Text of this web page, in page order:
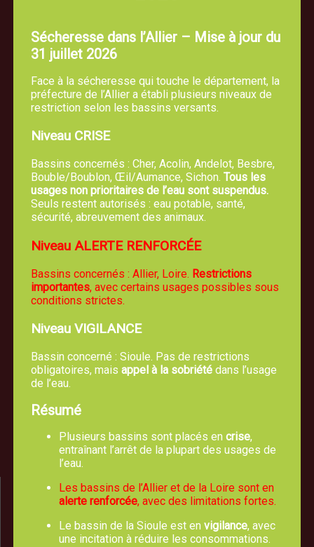
Mairie de TREVOL
5, route de Moulins 03460 Trévol
Nous écrire un email
Sécheresse dans l’Allier – Mise à jour du
31 juillet 2026
Face à la sécheresse qui touche le département, la
préfecture de l’Allier a établi plusieurs niveaux de
restriction selon les bassins versants.
Niveau CRISE
Bassins concernés : Cher, Acolin, Andelot, Besbre,
Bouble/Boublon, Œil/Aumance, Sichon. Tous les
usages non prioritaires de l’eau sont suspendus.
Seuls restent autorisés : eau potable, santé,
sécurité, abreuvement des animaux.
Niveau ALERTE RENFORCÉE
Bassins concernés : Allier, Loire. Restrictions
importantes, avec certains usages possibles sous
conditions strictes.
Niveau VIGILANCE
Bassin concerné : Sioule. Pas de restrictions
obligatoires, mais appel à la sobriétédans l’usage
de l’eau.
Résumé
Plusieurs bassins sont placés en crise,
entraînant l’arrêt de la plupart des usages de
l’eau.
Les bassins de l’Allier et de la Loire sont en
alerte renforcée, avec des limitations fortes.
Le bassin de la Sioule est en vigilance, avec
une incitation à réduire les consommations.